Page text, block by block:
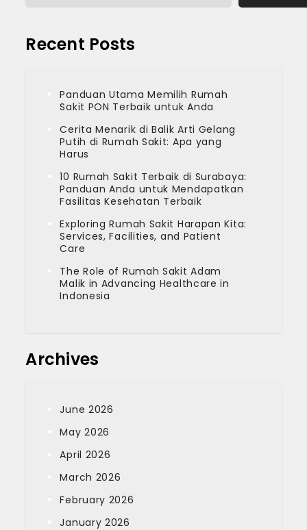
Recent Posts
Panduan Utama Memilih Rumah
Sakit PON Terbaik untuk Anda
Cerita Menarik di Balik Arti Gelang
Putih di Rumah Sakit: Apa yang
Harus
10 Rumah Sakit Terbaik di Surabaya:
Panduan Anda untuk Mendapatkan
Fasilitas Kesehatan Terbaik
Exploring Rumah Sakit Harapan Kita:
Services, Facilities, and Patient
Care
The Role of Rumah Sakit Adam
Malik in Advancing Healthcare in
Indonesia
Archives
June 2026
May 2026
April 2026
March 2026
February 2026
January 2026